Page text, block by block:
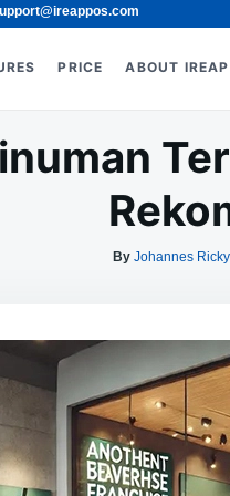
PRICE ABOUT IREAP
By Johannes